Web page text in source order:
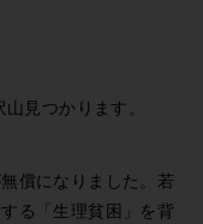
見つかります。
償になりました。若
る「生理貧困」を背